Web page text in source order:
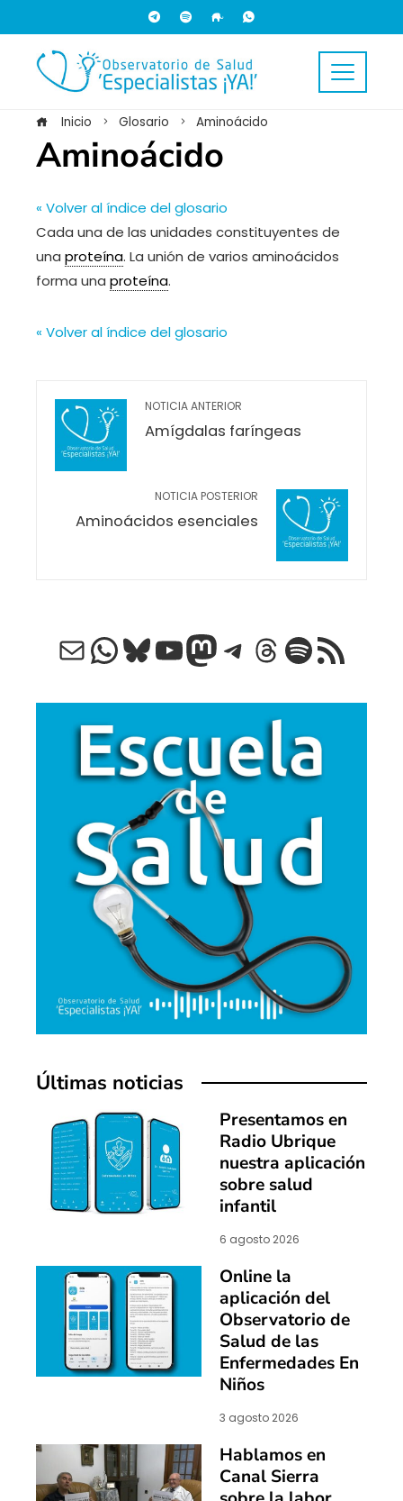
Inicio Glosario Aminoácido
Aminoácido
« Volver al índice del glosario
Cada una de las unidades constituyentes de
una proteína. La unión de varios aminoácidos
forma una proteína.
« Volver al índice del glosario
NOTICIA ANTERIOR
Amígdalas faríngeas
NOTICIA POSTERIOR
Aminoácidos esenciales
Correo electrónico
WhatsApp
Bluesky
YouTube
Mastodon
Telegram
Threads
Spotify
Feed RSS
Últimas noticias
Presentamos en
Radio Ubrique
nuestra aplicación
sobre salud
infantil
6 agosto 2026
Online la
aplicación del
Observatorio de
Salud de las
Enfermedades En
Niños
3 agosto 2026
Hablamos en
Canal Sierra